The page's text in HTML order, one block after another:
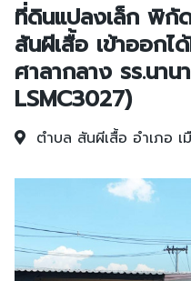
ที่ดินแปลงเล็ก พิกัด
สันผีเสื้อ เข้าออกไ
ศาลากลาง รร.นา
LSMC3027)
ตำบล สันผีเสื้อ อำเภอ เ